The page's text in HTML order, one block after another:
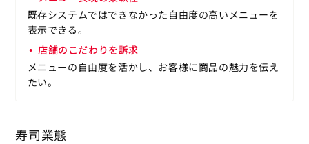
既存システムではできなかった自由度の高いメニューを
表示できる。
店舗のこだわりを訴求
メニューの自由度を活かし、お客様に商品の魅力を伝え
たい。
寿司業態